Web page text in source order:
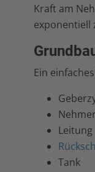
Kraft am
exponentiell
Ein
Leitung
Tank